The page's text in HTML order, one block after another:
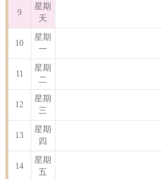
9
星期
天
10
星期
一
11
星期
二
12
星期
三
13
星期
四
14
星期
五